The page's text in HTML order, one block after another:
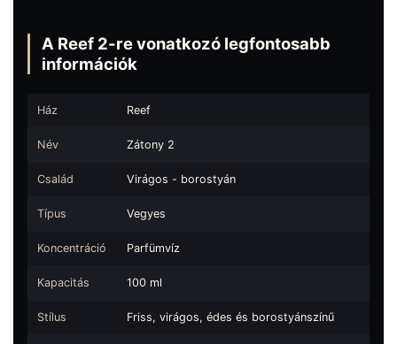
A Reef 2-re vonatkozó legfontosabb
információk
Ház Reef
Név Zátony 2
Család Virágos - borostyán
Típus Vegyes
Koncentráció Parfümvíz
Kapacitás 100 ml
Stílus Friss, virágos, édes és borostyánszínű